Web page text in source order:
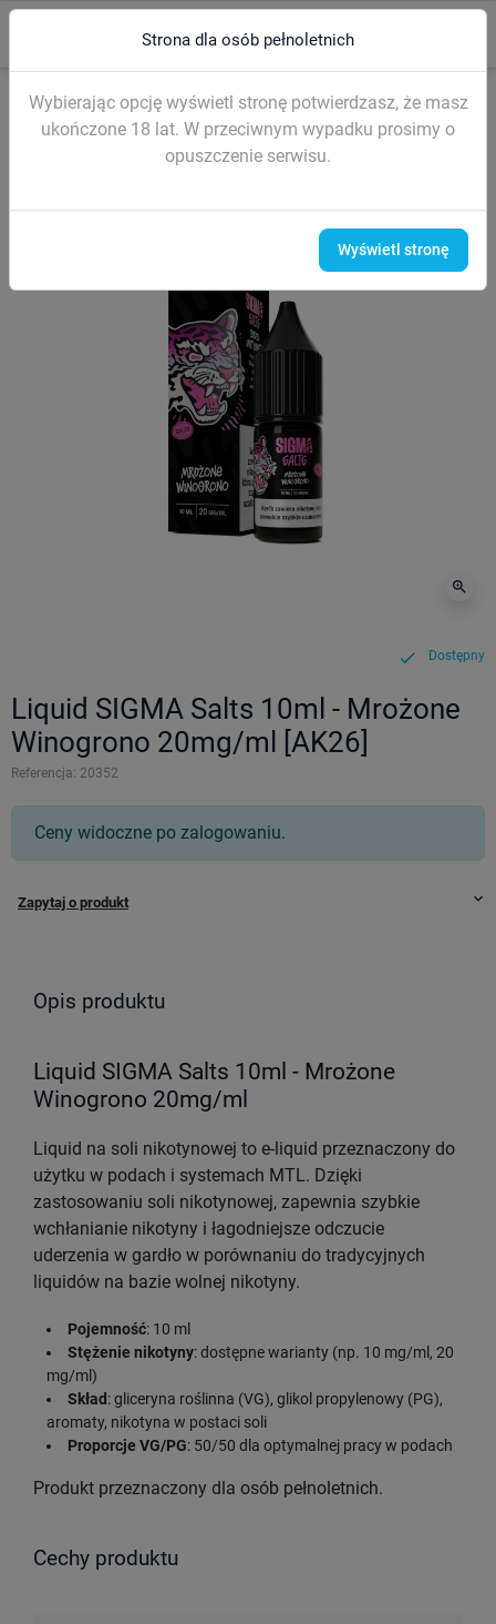
search
Strona główna LIQUIDY (sól nikotynowa) Liquidy SIGMA Salt 10ml
zoom_in
check Dostępny
Liquid SIGMA Salts 10ml - Mrożone
Winogrono 20mg/ml [AK26]
Referencja: 20352
Ceny widoczne po zalogowaniu.
Zapytaj o produkt keyboard_arrow_down
Opis produktu
Liquid SIGMA Salts 10ml - Mrożone
Winogrono 20mg/ml
Liquid na soli nikotynowej to e-liquid przeznaczony do
użytku w podach i systemach MTL. Dzięki
zastosowaniu soli nikotynowej, zapewnia szybkie
wchłanianie nikotyny i łagodniejsze odczucie
uderzenia w gardło w porównaniu do tradycyjnych
liquidów na bazie wolnej nikotyny.
Pojemność: 10 ml
Stężenie nikotyny: dostępne warianty (np. 10 mg/ml, 20
mg/ml)
Skład : gliceryna roślinna (VG), glikol propylenowy (PG),
aromaty, nikotyna w postaci soli
Proporcje VG/PG: 50/50 dla optymalnej pracy w podach
Produkt przeznaczony dla osób pełnoletnich.
Cechy produktu
Strona dla osób pełnoletnich
Wybierając opcję wyświetl stronę potwierdzasz, że masz
ukończone 18 lat. W przeciwnym wypadku prosimy o
opuszczenie serwisu.
Wyświetl stronę